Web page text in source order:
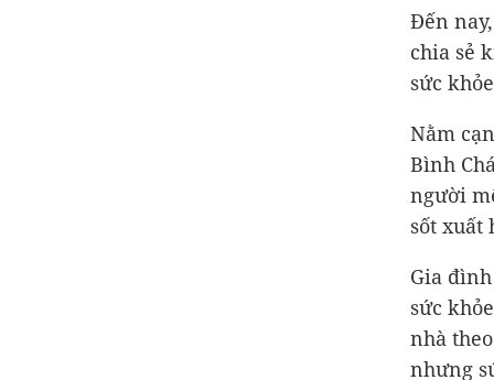
Đến
chia sẻ
sức
Nằm
Bình
người
sốt xuất
Gia
sức
nhà
nhưng